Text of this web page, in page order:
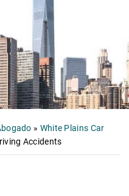
» White Plains Car
Accidents